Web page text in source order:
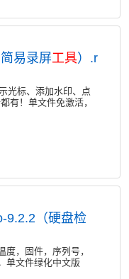
易录屏工具）.r
光标、添加水印、点
有！单文件免激活，
9.2.2（硬盘检
度，固件，序列号，
单文件绿化中文版